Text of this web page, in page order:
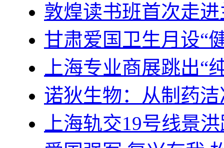
敦煌读书班首次走
甘肃爱国卫生月设“
上海专业商展跳出“
诺狄生物：从制药
上海轨交19号线景